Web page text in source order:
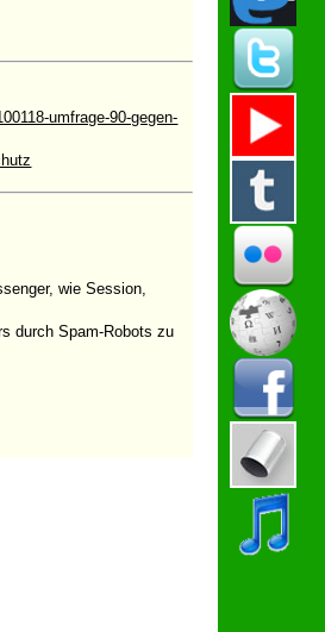
umfrage-90-gegen-
wie Session,
durch Spam-Robots zu